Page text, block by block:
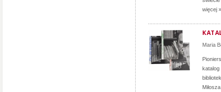
więcej »
Maria
katalog